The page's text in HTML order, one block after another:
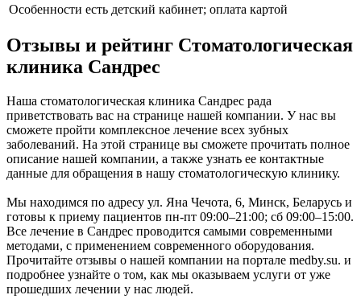
Особенности есть детский кабинет; оплата картой
Отзывы и рейтинг Стоматологическая
клиника Сандрес
Наша стоматологическая клиника Сандрес рада
приветствовать вас на странице нашей компании. У нас вы
сможете пройти комплексное лечение всех зубных
заболеваний. На этой странице вы сможете прочитать полное
описание нашей компании, а также узнать ее контактные
данные для обращения в нашу стоматологическую клинику.
Мы находимся по адресу ул. Яна Чечота, 6, Минск, Беларусь и
готовы к приему пациентов пн-пт 09:00–21:00; сб 09:00–15:00.
Все лечение в Сандрес проводится самыми современными
методами, с применением современного оборудования.
Прочитайте отзывы о нашей компании на портале medby.su. и
подробнее узнайте о том, как мы оказываем услуги от уже
прошедших лечении у нас людей.